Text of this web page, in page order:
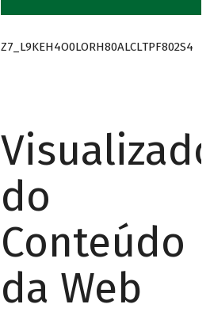
Z7_L9KEH4O0LORH80ALCLTPF802S4
Visualizador
do
Conteúdo
da Web